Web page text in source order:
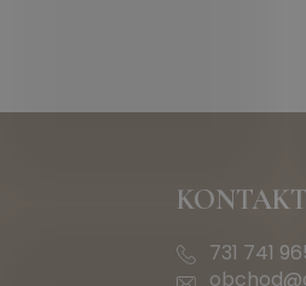
KONTAKT
731 741